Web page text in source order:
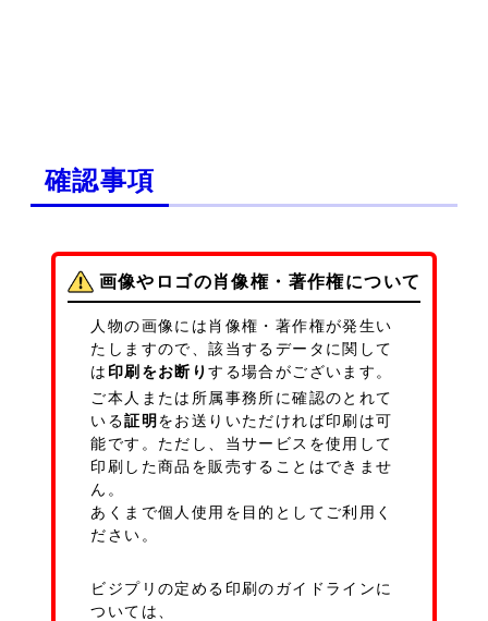
確認事項
画像やロゴの肖像権・著作権について
人物の画像には肖像権・著作権が発生い
たしますので、該当するデータに関して
は 印刷をお断りする場合がございます。
ご本人または所属事務所に確認のとれて
いる証明 をお送りいただければ印刷は可
能です。ただし、当サービスを使用して
印刷した商品を販売することはできませ
ん。
あくまで個人使用を目的としてご利用く
ださい。
ビジプリの定める印刷のガイドラインに
ついては、